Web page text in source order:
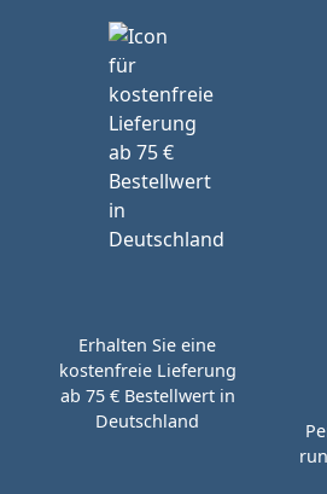
Erhalten Sie eine
kostenfreie Lieferung
ab 75 € Bestellwert in
Deutschland